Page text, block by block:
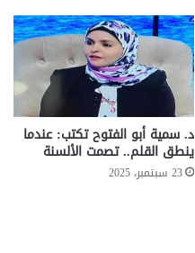
د. سمية أبو الفتوح تكتب: عندما
ينطق القلم.. تصمت الألسنة
23 سبتمبر، 2025